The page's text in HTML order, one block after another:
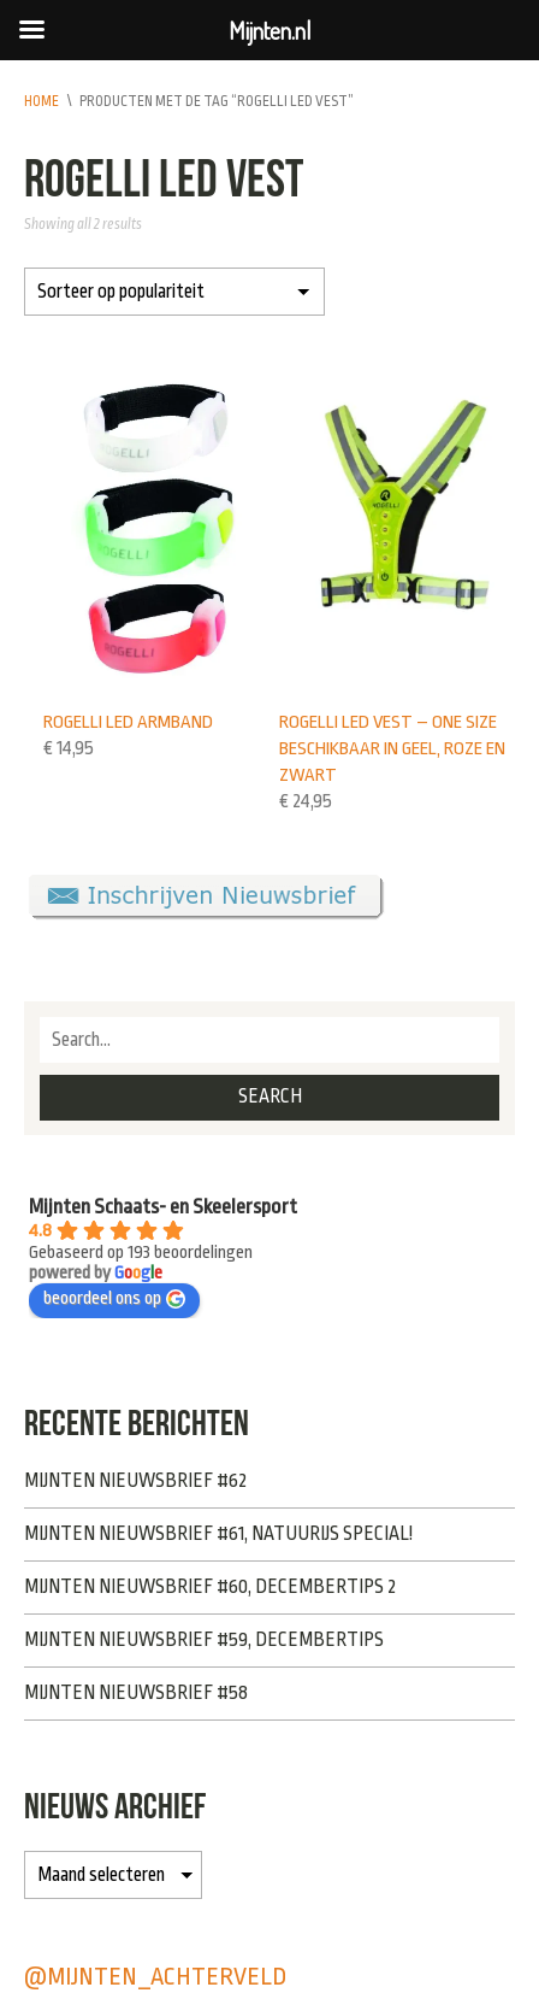
HOME \ PRODUCTEN MET DE TAG “ROGELLI LED VEST”
rogelli led vest
Showing all 2 results
ROGELLI LED VEST – ONE SIZE
BESCHIKBAAR IN GEEL, ROZE EN
ZWART
€ 24,95
ROGELLI LED ARMBAND
€ 14,95
Mijnten Schaats- en Skeelersport
4.8
Gebaseerd op 193 beoordelingen
powered byGooge
beoordeel ons op
RECENTE BERICHTEN
MIJNTEN NIEUWSBRIEF #62
MIJNTEN NIEUWSBRIEF #61, NATUURIJS SPECIAL!
MIJNTEN NIEUWSBRIEF #60, DECEMBERTIPS 2
MIJNTEN NIEUWSBRIEF #59, DECEMBERTIPS
MIJNTEN NIEUWSBRIEF #58
NIEUWS ARCHIEF
@MIJNTEN_ACHTERVELD
Mijnten.nl